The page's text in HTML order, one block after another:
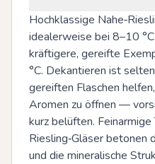
Hochklassige
idealerweise bei 8–10
kräftigere, gereifte
°C. Dekantieren ist
gereiften Flaschen
Aromen zu öffnen —
kurz belüften. Feinarmige
Riesling‑Gläser betonen
und die mineralische